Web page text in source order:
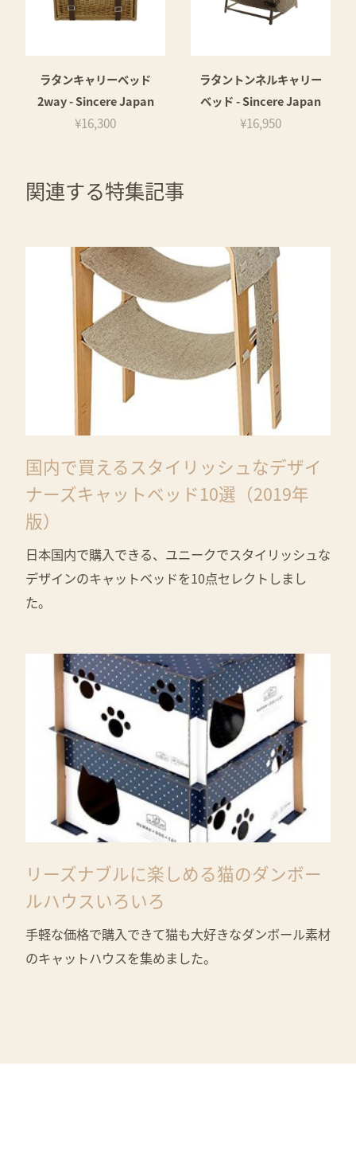
ラタンキャリーベッド
2way - Sincere Japan
¥16,300
ラタントンネルキャリー
ベッド - Sincere Japan
¥16,950
関連する特集記事
国内で買えるスタイリッシュなデザイ
ナーズキャットベッド10選（2019年
版）
日本国内で購入できる、ユニークでスタイリッシュな
デザインのキャットベッドを10点セレクトしまし
た。
リーズナブルに楽しめる猫のダンボー
ルハウスいろいろ
手軽な価格で購入できて猫も大好きなダンボール素材
のキャットハウスを集めました。